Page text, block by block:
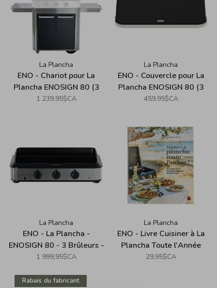
La Plancha
ENO - Chariot pour La
Plancha ENOSIGN 80 (3
Brûleurs) - Acier
1 239,95$CA
La Plancha
ENO - Couvercle pour La
Plancha ENOSIGN 80 (3
Brûleurs) - Acier
459,95$CA
La Plancha
ENO - La Plancha -
ENOSIGN 80 - 3 Brûleurs -
Acier Inoxydable
1 999,95$CA
La Plancha
ENO - Livre Cuisiner à La
Plancha Toute l'Année
29,95$CA
Rabais du fabricant